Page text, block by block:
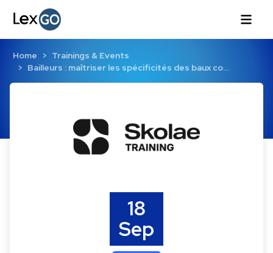
Home
Trainings & Events
Bailleurs : maîtriser les spécificités des baux co…
18
Sep